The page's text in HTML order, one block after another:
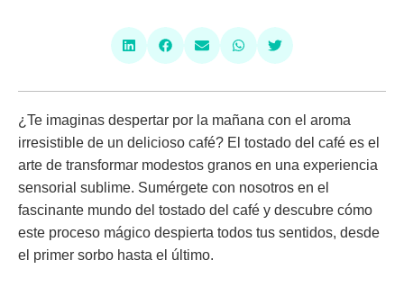
¿Te imaginas despertar por la mañana con el aroma
irresistible de un delicioso café? El tostado del café es el
arte de transformar modestos granos en una experiencia
sensorial sublime. Sumérgete con nosotros en el
fascinante mundo del tostado del café y descubre cómo
este proceso mágico despierta todos tus sentidos, desde
el primer sorbo hasta el último.